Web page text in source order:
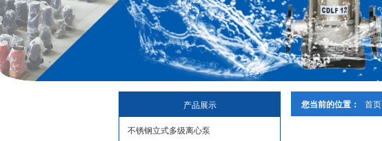
您当前的位置： 首页
产品展示
不锈钢立式多级离心泵